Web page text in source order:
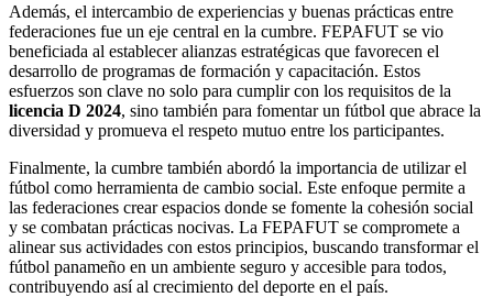
Además, el intercambio de experiencias y buenas prácticas entre
federaciones fue un eje central en la cumbre. FEPAFUT se vio
beneficiada al establecer alianzas estratégicas que favorecen el
desarrollo de programas de formación y capacitación. Estos
esfuerzos son clave no solo para cumplir con los requisitos de la
licencia D 2024, sino también para fomentar un fútbol que abrace la
diversidad y promueva el respeto mutuo entre los participantes.
Finalmente, la cumbre también abordó la importancia de utilizar el
fútbol como herramienta de cambio social. Este enfoque permite a
las federaciones crear espacios donde se fomente la cohesión social
y se combatan prácticas nocivas. La FEPAFUT se compromete a
alinear sus actividades con estos principios, buscando transformar el
fútbol panameño en un ambiente seguro y accesible para todos,
contribuyendo así al crecimiento del deporte en el país.